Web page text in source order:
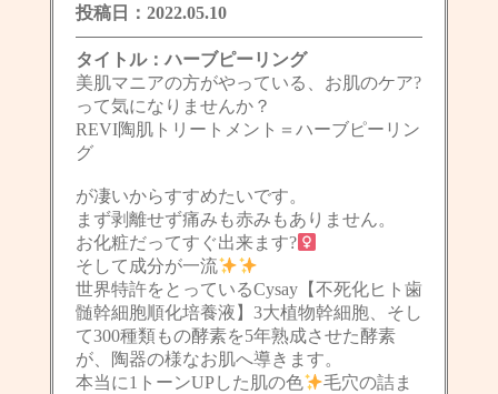
投稿日：2022.05.10
タイトル：ハーブピーリング
美肌マニアの方がやっている、お肌のケア?
って気になりませんか？
REVI陶肌トリートメント＝ハーブピーリン
グ
が凄いからすすめたいです。
まず剥離せず痛みも赤みもありません。
お化粧だってすぐ出来ます?‍
そして成分が一流
世界特許をとっているCysay【不死化ヒト歯
髄幹細胞順化培養液】3大植物幹細胞、そし
て300種類もの酵素を5年熟成させた酵素
が、陶器の様なお肌へ導きます。
本当に1トーンUPした肌の色
毛穴の詰ま